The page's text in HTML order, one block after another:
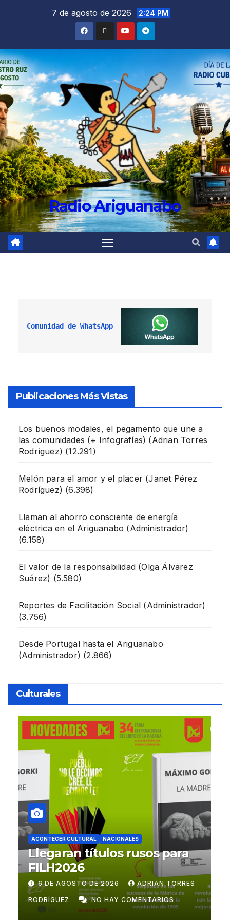
7 de agosto de 2026 2:24 PM
Radio Ariguanabo
Comunidad de WhatsApp
Publicaciones Más Vistas
Los buenos modales, el pegamento que une a
las comunidades (+ Infografías) (Adrian Torres
Rodríguez) (12.291)
Melón para el amor y el placer (Janet Pérez
Rodríguez) (6.398)
Llaman al ahorro consciente de energía
eléctrica en el Ariguanabo (Administrador)
(6.158)
El valor de la responsabilidad (Olga Álvarez
Suárez) (5.580)
Reportes de Facilitación Social (Administrador)
(3.756)
Desde Portugal hasta el Ariguanabo
(Administrador) (2.866)
Culturales
ACONTECER CULTURAL
Ballet Laura Alonso
emprende gira
centroamericana
28 DE JULIO DE 2026 ADRIAN TORRES
RODRÍGUEZ NO HAY COMENTARIOS